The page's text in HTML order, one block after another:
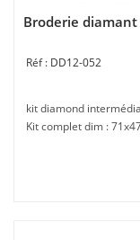
Broderie
DD12-052
kit diamond
Kit complet dim :